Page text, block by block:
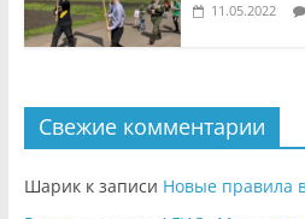
11.05.2022
Свежие комментарии
Шарикк записи Новые правила